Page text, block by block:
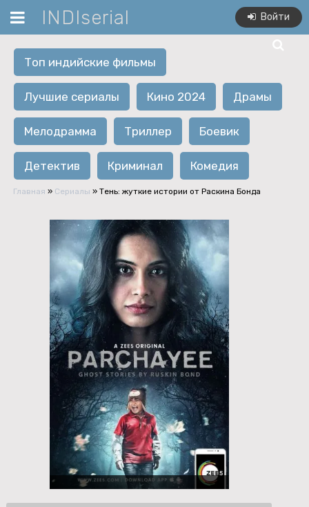
INDIserial Войти
Топ индийские фильмы
Лучшие сериалы Кино 2024 Драмы
Мелодрамма Триллер Боевик
Детектив Криминал Комедия
Главная » Сериалы » Тень: жуткие истории от Раскина Бонда